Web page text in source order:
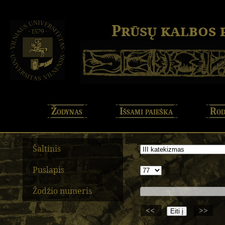
Prūsų kalbos
Žodynas Išsami paieška
Šaltinis
Puslapis
Žodžio numeris
<<
>>